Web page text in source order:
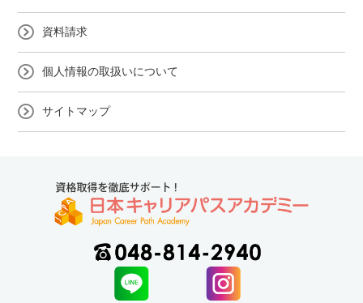
資料請求
個人情報の取扱いについて
サイトマップ